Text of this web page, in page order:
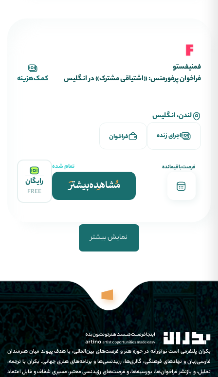
فمنیفستو
فراخوان پرفورمنس: «اشتیاقی مشترک» در انگلیس
کمک‌هزینه
لندن، انگلیس
اجرای زنده فراخوان
فرصت‌باقیمانده تمام شده
رایگان
FREE
نمایش بیشتر
بکران پلتفرمی است نوآورانه در حوزه هنر و فرصت‌های بین‌المللی، با هدف پیوند میان هنرمندان
فارسی‌زبان و نهادهای فرهنگی، گالری‌ها، رزیدنسی‌ها و برنامه‌های هنری جهانی. بکران با ترجمه،
تحلیل، و بازنشر فراخوان‌ها، بورسیه‌ها، و فرصت‌های رزیدنسی معتبر، مسیری شفاف و قابل اعتماد